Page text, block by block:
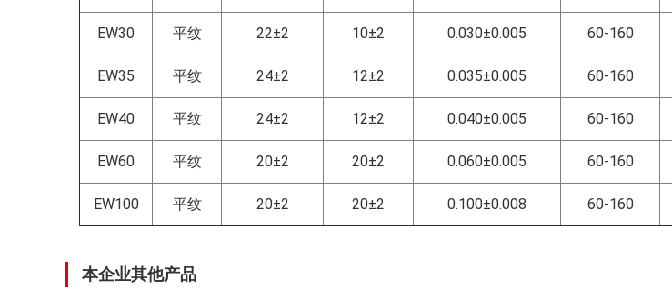
EW30 平纹 22±2 10±2 0.030±0.005 60-160
EW35 平纹 24±2 12±2 0.035±0.005 60-160
EW40 平纹 24±2 12±2 0.040±0.005 60-160
EW60 平纹 20±2 20±2 0.060±0.005 60-160
EW100 平纹 20±2 20±2 0.100±0.008 60-160
本企业其他产品